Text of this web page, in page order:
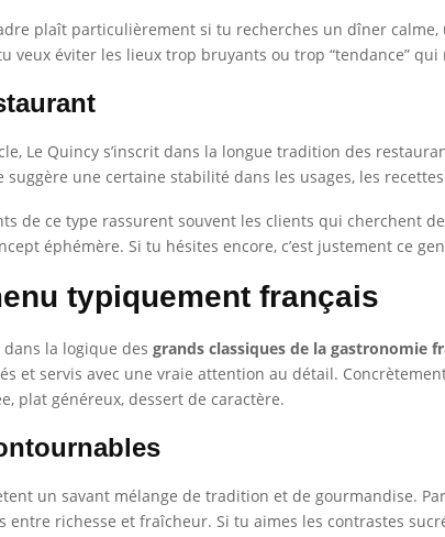
plaît particulièrement si tu recherches un dîner
veux éviter les lieux trop bruyants ou trop “tendance”
Le Quincy s’inscrit dans la longue tradition des
suggère une certaine stabilité dans les usages, les
de ce type rassurent souvent les clients qui cherchent
éphémère. Si tu hésites encore, c’est justement ce
typiquement français
dans la logique des grands classiques de la gastronomie
et servis avec une vraie attention au détail.
plat généreux, dessert de caractère.
un savant mélange de tradition et de gourmandise.
richesse et fraîcheur. Si tu aimes les contrastes